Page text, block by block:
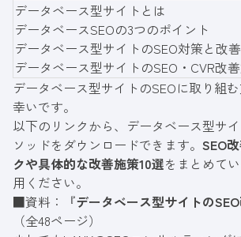
データベース型サイトとは
データベースSEOの3つのポイント
データベース型サイトのSEO対策と改
データベース型サイトのSEO・CVR改
データベース型サイトのSEOに取り組
幸いです。
以下のリンクから、データベース型サ
ソッドをダウンロードできます。 SEO
クや具体的な改善施策10選をまとめて
用ください。
■資料：『データベース型サイトの
（全48ページ）